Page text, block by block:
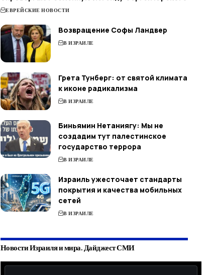
ЕВРЕЙСКИЕ НОВОСТИ
Возвращение Софы Ландвер
В ИЗРАИЛЕ
Грета Тунберг: от святой климата
к иконе радикализма
В ИЗРАИЛЕ
Биньямин Нетаниягу: Мы не
создадим тут палестинское
государство террора
В ИЗРАИЛЕ
Израиль ужесточает стандарты
покрытия и качества мобильных
сетей
В ИЗРАИЛЕ
Новости Израиля и мира. Дайджест СМИ